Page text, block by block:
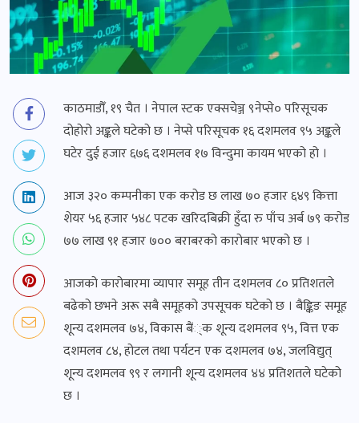
काठमाडौँ, १९ चैत । नेपाल स्टक एक्सचेञ्ज ९नेप्से० परिसूचक
दोहोरो अङ्कले घटेको छ । नेप्से परिसूचक १६ दशमलव ९५ अङ्कले
घटेर दुई हजार ६७६ दशमलव १७ विन्दुमा कायम भएको हो ।
आज ३२० कम्पनीका एक करोड छ लाख ७० हजार ६४९ कित्ता
शेयर ५६ हजार ५४८ पटक खरिदबिक्री हुँदा रु पाँच अर्ब ७९ करोड
७७ लाख ९१ हजार ७०० बराबरको कारोबार भएको छ ।
आजको कारोबारमा व्यापार समूह तीन दशमलव ८० प्रतिशतले
बढेको छभने अरू सबै समूहको उपसूचक घटेको छ । बैङ्किङ समूह
शून्य दशमलव ७४, विकास बैं्क शून्य दशमलव ९५, वित्त एक
दशमलव ८४, होटल तथा पर्यटन एक दशमलव ७४, जलविद्युत्
शून्य दशमलव ९९ र लगानी शून्य दशमलव ४४ प्रतिशतले घटेको
छ ।